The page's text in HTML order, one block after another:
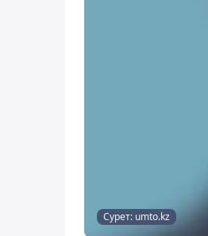
Сурет: umto.kz